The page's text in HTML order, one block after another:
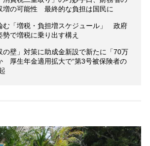
増の可能性 最終的な負担は国民に
む「増税・負担増スケジュール」 政府
で増税に乗り出す構え
の壁」対策に助成金新設で新たに「70万
厚生年金適用拡大で“第3号被保険者の